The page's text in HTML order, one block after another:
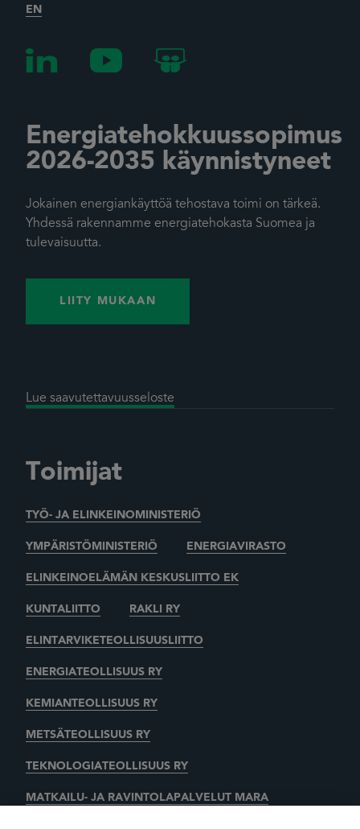
EN
Energiatehokkuussopimus
2026-2035 käynnistyneet
Jokainen energiankäyttöä tehostava toimi on tärkeä.
Yhdessä rakennamme energiatehokasta Suomea ja
tulevaisuutta.
LIITY MUKAAN
Lue saavutettavuusseloste
Toimijat
TYÖ- JA ELINKEINOMINISTERIÖ
YMPÄRISTÖMINISTERIÖ ENERGIAVIRASTO
ELINKEINOELÄMÄN KESKUSLIITTO EK
KUNTALIITTO RAKLI RY
ELINTARVIKETEOLLISUUSLIITTO
ENERGIATEOLLISUUS RY
KEMIANTEOLLISUUS RY
METSÄTEOLLISUUS RY
TEKNOLOGIATEOLLISUUS RY
MATKAILU- JA RAVINTOLAPALVELUT MARA